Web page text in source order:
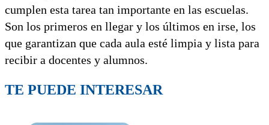
cumplen esta tarea tan importante en las escuelas.
Son los primeros en llegar y los últimos en irse, los
que garantizan que cada aula esté limpia y lista para
recibir a docentes y alumnos.
TE PUEDE INTERESAR